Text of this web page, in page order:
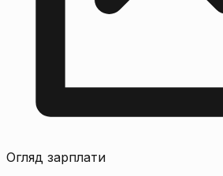
Огляд зарплати